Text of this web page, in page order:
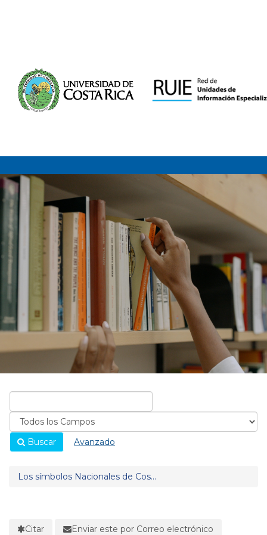
Buscar Avanzado
Los símbolos Nacionales de Cos...
Citar Enviar este por Correo electrónico